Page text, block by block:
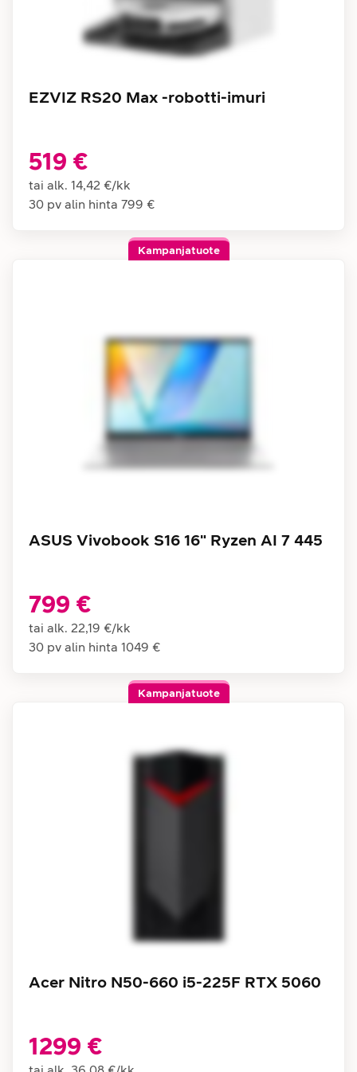
EZVIZ RS20 Max -robotti-imuri
519 €
tai alk. 14,42 €/kk
30 pv alin hinta 799 €
Kampanjatuote
ASUS Vivobook S16 16" Ryzen AI 7 445
799 €
tai alk. 22,19 €/kk
30 pv alin hinta 1049 €
Kampanjatuote
Acer Nitro N50-660 i5-225F RTX 5060
1299 €